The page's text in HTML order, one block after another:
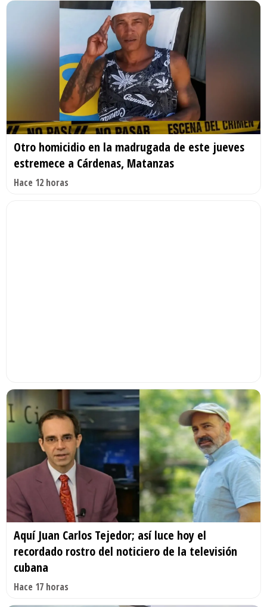
Otro homicidio en la madrugada de este jueves
estremece a Cárdenas, Matanzas
Hace 12 horas
Aquí Juan Carlos Tejedor; así luce hoy el
recordado rostro del noticiero de la televisión
cubana
Hace 17 horas